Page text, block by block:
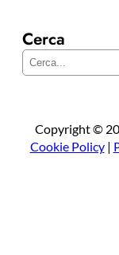
Cerca
Copyright ©
Cookie Policy|